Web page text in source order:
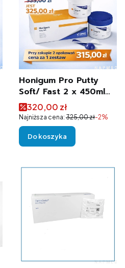
Honigum Pro Putty
Soft/ Fast 2 x 450ml
DMG
Cena promocyjna
320,00 zł
Najniższa cena: 325,00 zł-2%
Do koszyka